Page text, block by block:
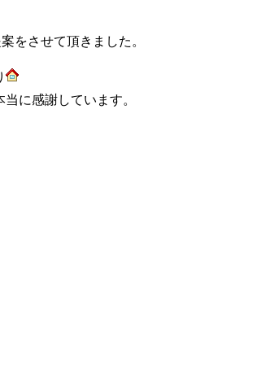
をさせて頂きました。
に感謝しています。